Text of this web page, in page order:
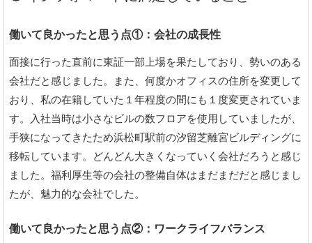
働いて良かったと思う点①：会社の成長性
面接に行った直前に東証一部上場を果たしており、勢いのある
会社だと感じました。また、何度かオフィスの住所を変更して
おり、私の在籍していた１年程度の間にも１度変更されていま
す。入社当時は小さなビルの数フロアを使用していましたが、
手狭になってきたため浜松町駅前の汐留芝離宮ビルディングに
移転しています。どんどん大きくなっていく会社だろうと感じ
ました。福利厚生等の会社の整備自体はまだまだだと感じまし
たが、魅力的な会社でした。
働いて良かったと思う点②：ワークライフバランス